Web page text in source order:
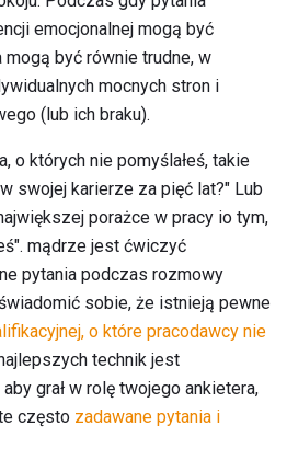
emocjonalnej mogą być
być równie trudne, w
mocnych stron i
(lub ich braku).
o których nie pomyślałeś, takie
swojej karierze za pięć lat?" Lub
porażce w pracy io tym,
mądrze jest ćwiczyć
pytania podczas rozmowy
sobie, że istnieją pewne
o które pracodawcy nie
technik jest
grał w rolę twojego ankietera,
często zadawane pytania i